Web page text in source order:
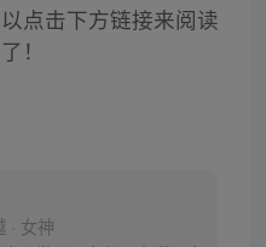
点击下方链接来阅读
！
· 女神